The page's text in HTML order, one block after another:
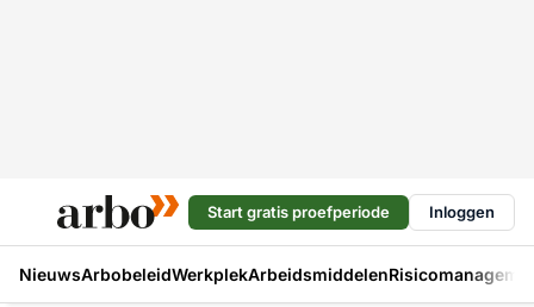
Start gratis proefperiode Inloggen
NieuwsArbobeleidWerkplekArbeidsmiddelen